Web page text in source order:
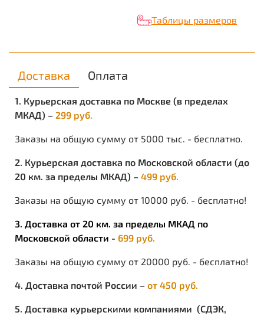
с 170-176 по 182-188Таблицы размеров
Доставка Оплата
1. Курьерская доставка по Москве (в пределах
МКАД) – 299 руб.
Заказы на общую сумму от 5000 тыс. - бесплатно.
2. Курьерская доставка по Московской области (до
20 км. за пределы МКАД) – 499 руб.
Заказы на общую сумму от 10000 руб. - бесплатно!
3. Доставка от 20 км. за пределы МКАД по
Московской области - 699 руб.
Заказы на общую сумму от 20000 руб. - бесплатно!
4. Доставка почтой России – от 450 руб.
5. Доставка курьерскими компаниями (СДЭК,